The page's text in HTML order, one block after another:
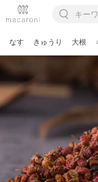
なす きゅうり 大根